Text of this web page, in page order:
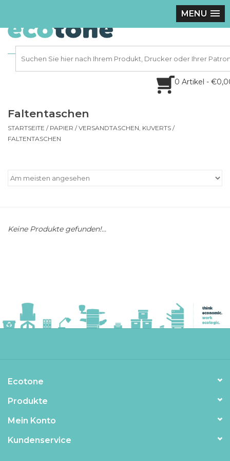
MENU
0 Artikel -
Faltentaschen
STARTSEITE / PAPIER /VERSANDTASCHEN, KUVERTS /
FALTENTASCHEN
Keine Produkte gefunden!...
Ecotone
Produkte
Mein Konto
Kundenservice